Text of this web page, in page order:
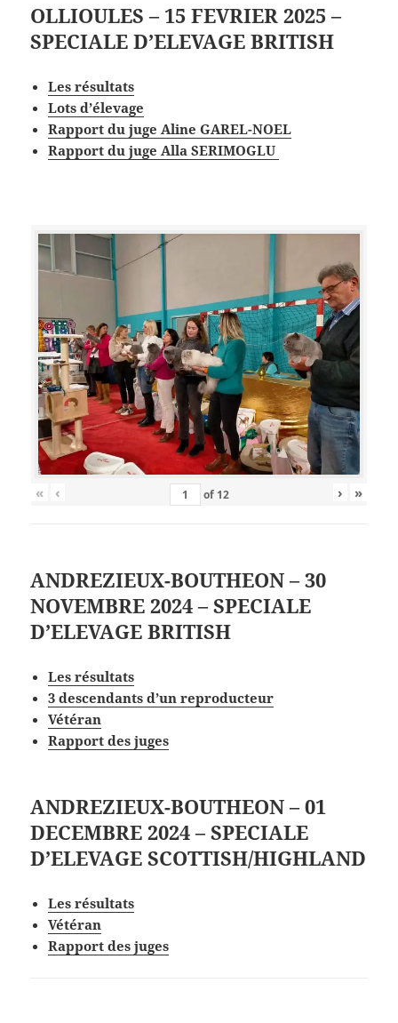
OLLIOULES – 15 FEVRIER 2025 –
SPECIALE D’ELEVAGE BRITISH
Les résultats
Lots d’élevage
Rapport du juge Aline GAREL-NOEL
Rapport du juge Alla SERIMOGLU
« ‹ of 12 › »
ANDREZIEUX-BOUTHEON – 30
NOVEMBRE 2024 – SPECIALE
D’ELEVAGE BRITISH
Les résultats
3 descendants d’un reproducteur
Vétéran
Rapport des juges
ANDREZIEUX-BOUTHEON – 01
DECEMBRE 2024 – SPECIALE
D’ELEVAGE SCOTTISH/HIGHLAND
Les résultats
Vétéran
Rapport des juges